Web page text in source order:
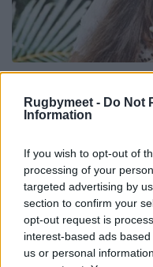
Rugbymeet - Do Not
Information
If you wish to opt-out of
processing of your
targeted advertising by
section to confirm your
opt-out request is
interest-based ads
us or personal